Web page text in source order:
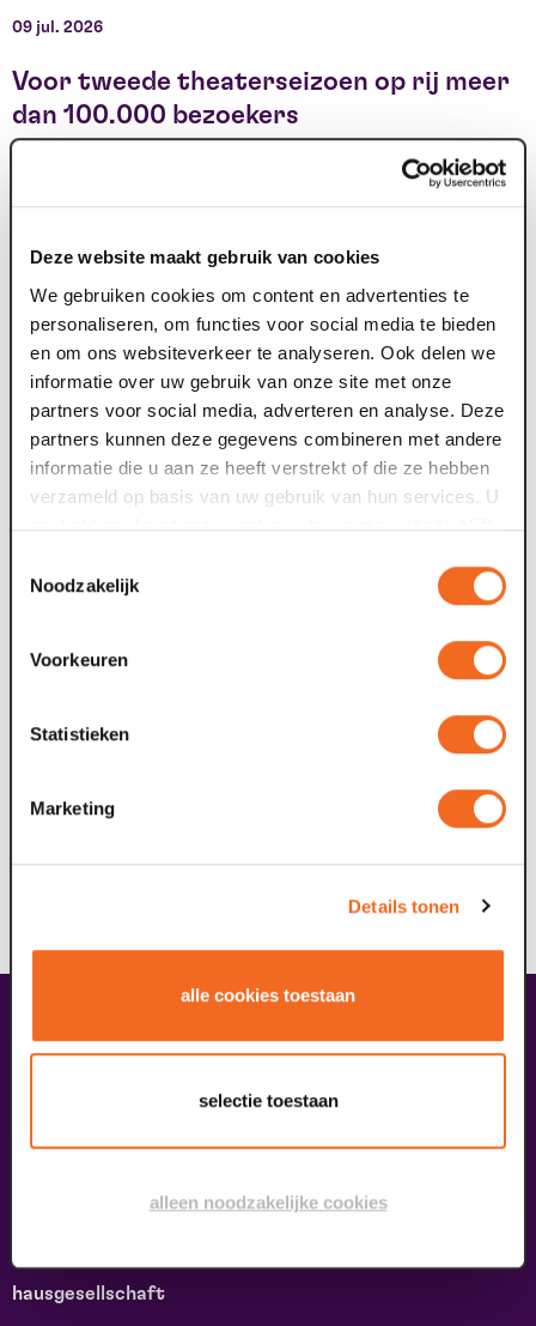
Deze website maakt gebruik van cookies
We gebruiken cookies om content en advertenties te
personaliseren, om functies voor social media te bieden
en om ons websiteverkeer te analyseren. Ook delen we
informatie over uw gebruik van onze site met onze
partners voor social media, adverteren en analyse. Deze
partners kunnen deze gegevens combineren met andere
informatie die u aan ze heeft verstrekt of die ze hebben
verzameld op basis van uw gebruik van hun services. U
gaat akkoord met onze cookies als u onze website blijft
Noodzakelijk
Voorkeuren
Statistieken
Marketing
Details tonen
alle cookies toestaan
selectie toestaan
alleen noodzakelijke cookies
09 jul. 2026
Voor tweede theaterseizoen op rij meer
dan 100.000 bezoekers
Das Maaspoort in Venlo hat für die Theatersaison 2026–
24 jun. 2026
Keti Koti Venlo groeit door
Na een succesvolle eerste editie keert Keti Koti Venlo
terug met een uitgebreider programma. Van 23 juni tot en
met 1 juli 2026 staan in Venlo...
Maaspoort munten verlengd!
De Maaspoort consumptiemunten blijven langer geldig.
Bezoekers kunnen de munten met geldigheidsdatum 31
Kontakt
hausgesellschaft